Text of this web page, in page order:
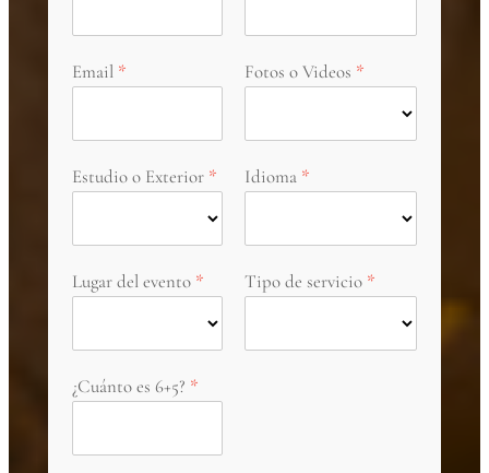
Email Fotos o Videos
Estudio o Exterior Idioma
Lugar del evento Tipo de servicio
¿Cuánto es 6+5?